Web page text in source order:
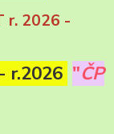
r. 2026 -
r.2026 "ČP